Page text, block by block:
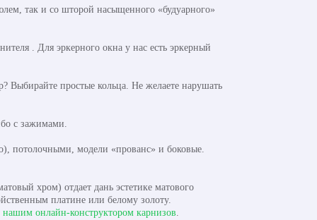
так и со шторой насыщенного «будуарного»
. Для эркерного окна у нас есть эркерный
Выбирайте простые кольца. Не желаете нарушать
с зажимами.
потолочными, модели «прованс» и боковые.
хром) отдает дань эстетике матового
платине или белому золоту.
нашим онлайн-конструктором карнизов.